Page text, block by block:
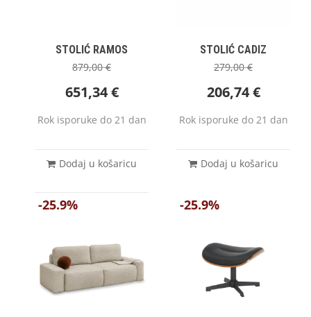
STOLIĆ RAMOS
879,00€
651,34€
Rok isporuke do 21 dan
Dodaj u košaricu
STOLIĆ CADIZ
279,00€
206,74€
Rok isporuke do 21 dan
Dodaj u košaricu
-25.9% -25.9%